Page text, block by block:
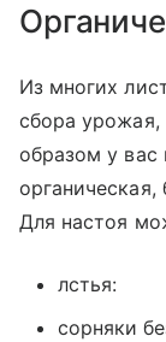
Из многих
сбора урожая,
образом у вас
органическая,
Для настоя
лстья:
сорняки